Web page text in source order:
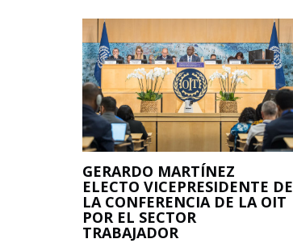
GERARDO MARTÍNEZ
ELECTO VICEPRESIDENTE DE
LA CONFERENCIA DE LA OIT
POR EL SECTOR
TRABAJADOR